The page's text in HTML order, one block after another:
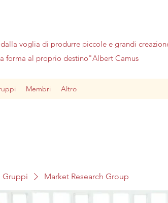
voglia di produrre piccole e grandi
forma al proprio destino"Albert Camus
Membri Altro
Gruppi Market Research Group